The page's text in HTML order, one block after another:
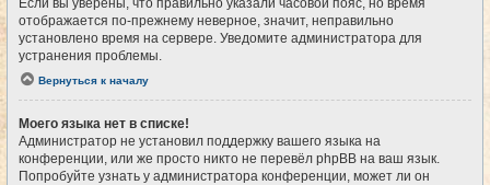
Если вы уверены, что правильно указали часовой пояс, но время
отображается по-прежнему неверное, значит, неправильно
установлено время на сервере. Уведомите администратора для
устранения проблемы.
Вернуться к началу
Моего языка нет в списке!
Администратор не установил поддержку вашего языка на
конференции, или же просто никто не перевёл phpBB на ваш язык.
Попробуйте узнать у администратора конференции, может ли он